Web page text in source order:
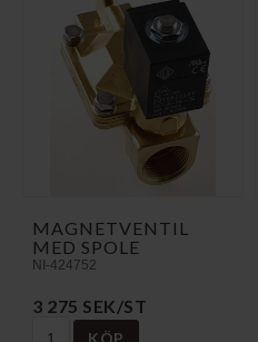
MAGNETVENTIL
MED SPOLE
NI-424752
3 275 SEK/ST
KÖP